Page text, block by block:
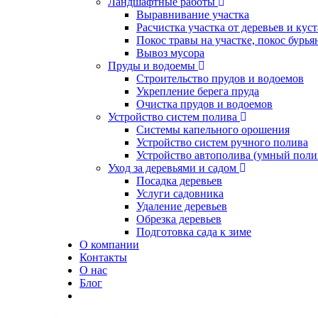
Выравнивание участка
Расчистка участка от деревьев и
Покос травы на участке, покос
Вывоз мусора
Пруды и водоемы
Строительство прудов и водоемов
Укрепление берега пруда
Очистка прудов и водоемов
Устройство систем полива
Системы капельного орошения
Устройство систем ручного полива
Устройство автополива (умный
Уход за деревьями и садом
Посадка деревьев
Услуги садовника
Удаление деревьев
Обрезка деревьев
Подготовка сада к зиме
О компании
Контакты
О нас
Блог